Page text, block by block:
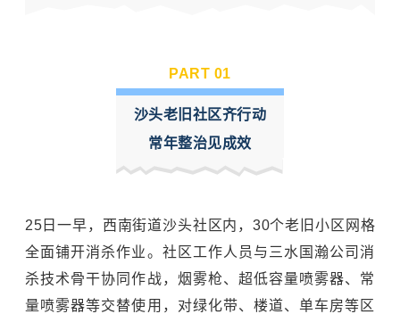
PART 01
沙头老旧社区齐行动
常年整治见成效
25日一早，西南街道沙头社区内，30个老旧小区网格
全面铺开消杀作业。社区工作人员与三水国瀚公司消
杀技术骨干协同作战，烟雾枪、超低容量喷雾器、常
量喷雾器等交替使用，对绿化带、楼道、单车房等区